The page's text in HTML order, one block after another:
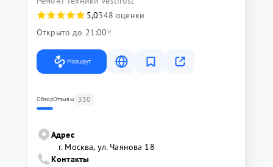
5,0348 оценки
Открыто до 21:00
Маршрут
ОбзорОтзывы 330
Адрес
г. Москва, ул. Чаянова 18
Контакты